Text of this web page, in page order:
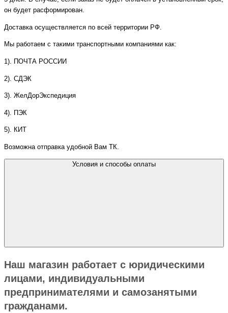
он будет расформирован.
Доставка осуществляется по всей территории РФ.
Мы работаем с такими транспортными компаниями как:
1). ПОЧТА РОССИИ
2). СДЭК
3). ЖелДорЭкспедиция
4). ПЭК
5). КИТ
Возможна отправка удобной Вам ТК.
Условия и способы оплаты
Наш магазин работает с юридическими
лицами, индивидуальными
предпринимателями и самозанятыми
гражданами.